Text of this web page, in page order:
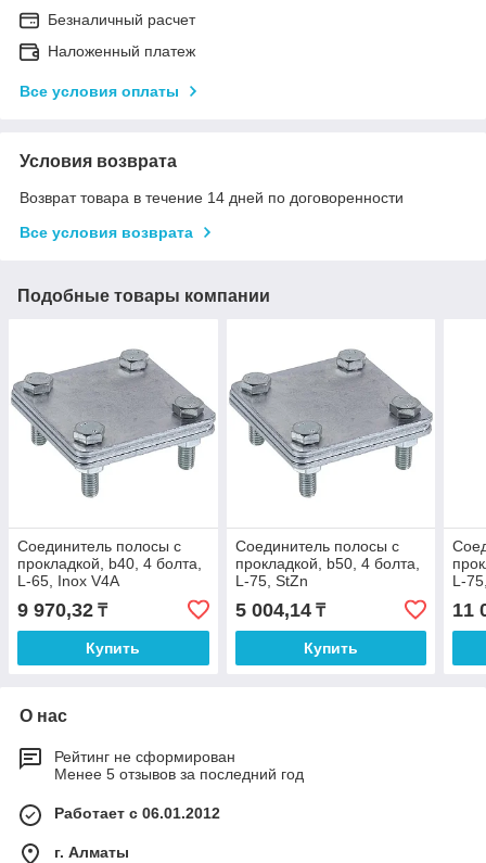
Безналичный расчет
Наложенный платеж
Все условия оплаты
Условия возврата
Возврат товара в течение 14 дней по договоренности
Все условия возврата
Подобные товары компании
Соединитель полосы с
прокладкой, b40, 4 болта,
L-65, Inox V4A
9 970,32 ₸
Купить
Соединитель полосы с
прокладкой, b50, 4 болта,
L-75, StZn
5 004,14₸
Купить
L-
11
О нас
Рейтинг не сформирован
Менее 5 отзывов за последний год
Работает с 06.01.2012
г. Алматы